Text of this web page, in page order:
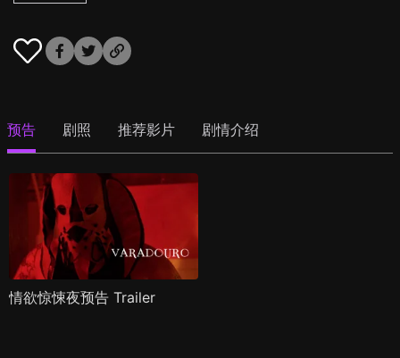
预告 剧照 推荐影片 剧情介绍
情欲惊悚夜预告 Trailer